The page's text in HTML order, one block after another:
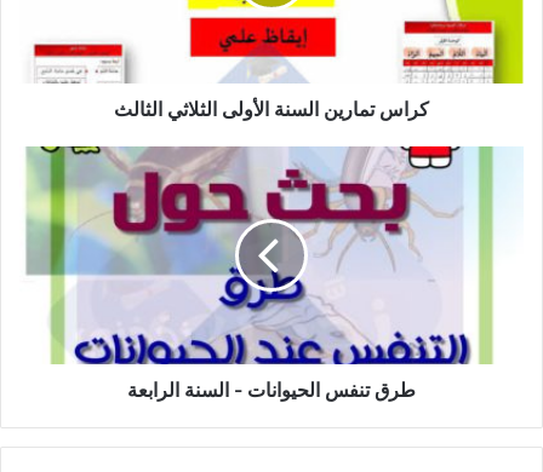
كراس تمارين السنة الأولى الثلاثي الثالث
طرق تنفس الحيوانات - السنة الرابعة